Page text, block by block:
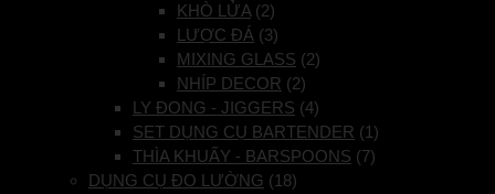
KHÒ LỬA (2)
LƯỢC ĐÁ (3)
MIXING GLASS (2)
NHÍP DECOR (2)
LY ĐONG - JIGGERS (4)
SET DỤNG CỤ BARTENDER (1)
THÌA KHUẤY - BARSPOONS (7)
DỤNG CỤ ĐO LƯỜNG (18)